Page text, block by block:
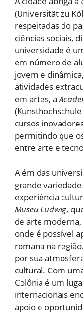
(Universität zu
respeitadas do
ciências sociais,
universidade é
em número de
jovem e
atividades
em artes, a
cursos
permitindo que
entre arte e
Além das
grande
experiência
Museu Ludwig,
de arte moderna,
onde é possível
romana na
por sua
cultural. Com
Colônia é um
internacionais
apoio e